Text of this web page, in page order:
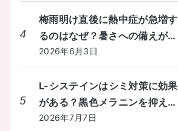
4
梅雨明け直後に熱中症が急増す
るのはなぜ？暑さへの備えが間
に合わないときの対処法を教え
てください。
2026年6月3日
5
L-システインはシミ対策に効果
がある？黒色メラニンを抑える
しくみと食事からの摂り方を教
2026年7月7日